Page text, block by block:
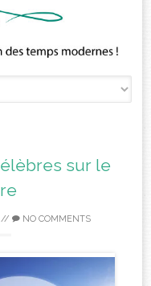
sur le
// NO COMMENTS